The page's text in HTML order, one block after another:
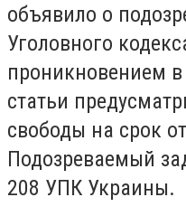
объявило о
Уголовного
проникновением
статьи
свободы на срок
Подозреваемый
208 УПК Украины.